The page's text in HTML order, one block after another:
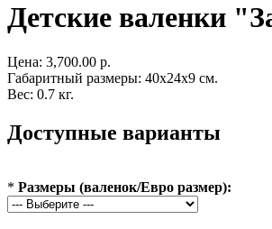
Детские валенки
Цена: 3,700.00 р.
Габаритный размеры: 40x24x9 см.
Вес: 0.7 кг.
Доступные варианты
* Размеры (валенок/Евро размер):